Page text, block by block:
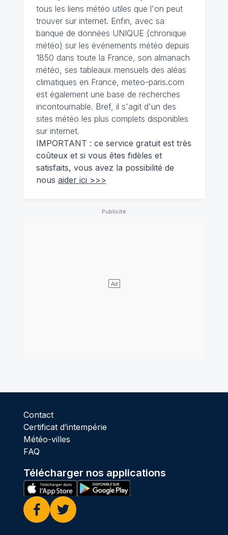
tous les liens météo utiles que l'on peut
trouver sur internet. Enfin, avec sa
banque de données UNIQUE (chronique
météo) sur les événements météo depuis
1850 dans toute la France, son almanach
météo, ses tableaux mensuels des aléas
climatiques en France, meteo-paris.com
est également une base de recherches
incontournable. Bref, il s'agit d'un des
sites météo les plus complets disponibles
sur internet.
IMPORTANT : ce service gratuit est très
coûteux et si vous êtes fidèles et
satisfaits, vous avez la possibilité de
nous aider ici >>>
Contact
Certificat d’intempérie
Météo-villes
FAQ
Télécharger nos applications
Facebook
Twitter